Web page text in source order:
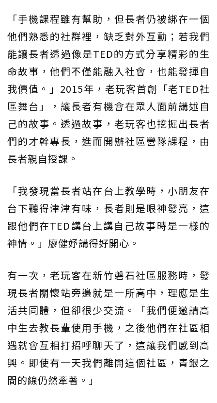
「手機課程雖有幫助，但長者仍被綁在一個
他們熟悉的社群裡，缺乏對外互動；若我們
能讓長者透過像是TED的方式分享精彩的生
命故事，他們不僅能融入社會，也能發揮自
我價值。」2015年，老玩客首創「老TED社
區舞台」，讓長者有機會在眾人面前講述自
己的故事。透過故事，老玩客也挖掘出長者
們的才幹專長，進而開辦社區營隊課程，由
長者親自授課。
「我發現當長者站在台上教學時，小朋友在
台下聽得津津有味，長者則是眼神發亮，這
跟他們在TED講台上講自己故事時是一樣的
神情。」廖健妤講得好開心。
有一次，老玩客在新竹磐石社區服務時，發
現長者關懷站旁邊就是一所高中，理應是生
活共同體，但卻很少交流。「我們便邀請高
中生去教長輩使用手機，之後他們在社區相
遇就會互相打招呼聊天了，這讓我們感到高
興。即使有一天我們離開這個社區，青銀之
間的線仍然牽著。」